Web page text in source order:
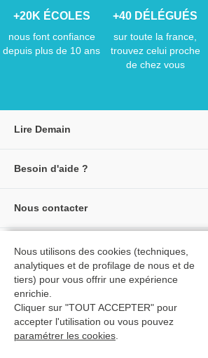
+20K ÉCOLES
nous font confiance
depuis plus de 10 ans
+40 DÉLÉGUÉS
sur toute la france,
trouvez celui proche
de chez vous
Lire Demain
Créer un compte
★ Avis clients vérifiés
Besoin d'aide ?
Livraisons et retours
Tarifs négociés
Comment passer commande
Mon compte
Nous contacter
Formulaire de contact
Siège social
Tous nos livres
Livres petite enfance
Livres maternelle
Livres élémentaire
Livres collège
© 2026 - LIRE DEMAIN
C.G.U | C.G.V | Plan du site
Nous utilisons des cookies (techniques,
analytiques et de profilage de nous et de
tiers) pour vous offrir une expérience
enrichie.
Cliquer sur "TOUT ACCEPTER" pour
accepter l'utilisation ou vous pouvez
paramétrer les cookies.